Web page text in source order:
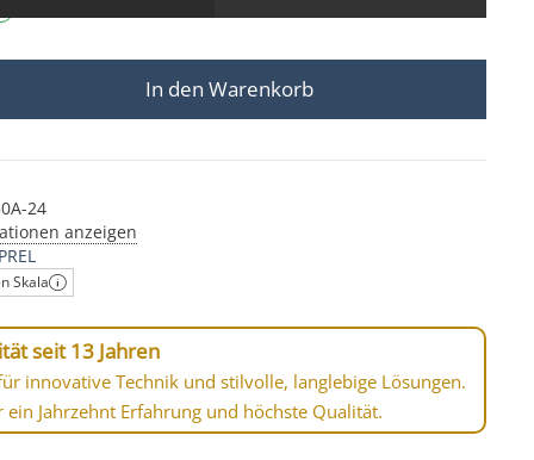
Area Mini | IP67 & 2,4W | dimmbar & 90
In den Warenkorb
24
anzeigen
Skala
seit 13 Jahren
innovative Technik und stilvolle, langlebige Lösungen.
Jahrzehnt Erfahrung und höchste Qualität.